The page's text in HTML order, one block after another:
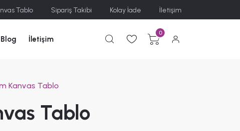
Tablo Sipariş Takibi Kolay İade İletişim
Blog İletişim
0
Kanvas Tablo
Tablo